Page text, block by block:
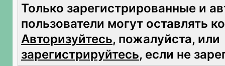
Только зарегистрированные и
пользователи могут оставлять
Авторизуйтесь, пожалуйста, или
зарегистрируйтесь, если не